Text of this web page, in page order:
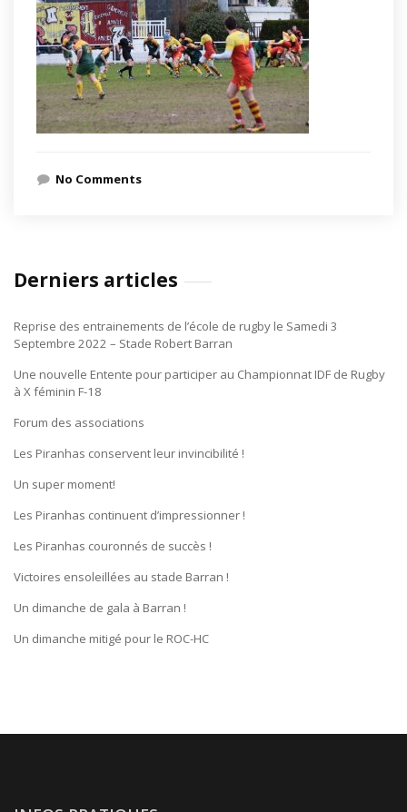
No Comments
Derniers articles
Reprise des entrainements de l’école de rugby le Samedi 3
Septembre 2022 – Stade Robert Barran
Une nouvelle Entente pour participer au Championnat IDF de Rugby
à X féminin F-18
Forum des associations
Les Piranhas conservent leur invincibilité !
Un super moment!
Les Piranhas continuent d’impressionner !
Les Piranhas couronnés de succès !
Victoires ensoleillées au stade Barran !
Un dimanche de gala à Barran !
Un dimanche mitigé pour le ROC-HC